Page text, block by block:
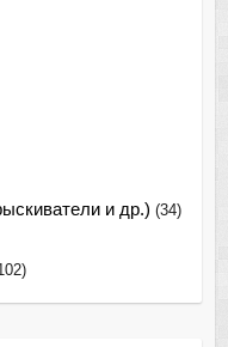
и др.) (34)